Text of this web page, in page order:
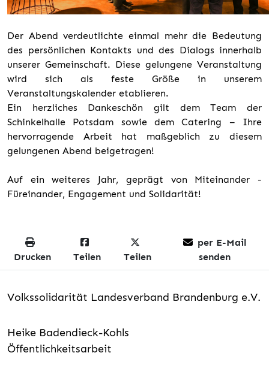
Der Abend verdeutlichte einmal mehr die Bedeutung
des persönlichen Kontakts und des Dialogs innerhalb
unserer Gemeinschaft. Diese gelungene Veranstaltung
wird sich als feste Größe in unserem
Veranstaltungskalender etablieren.
Ein herzliches Dankeschön gilt dem Team der
Schinkelhalle Potsdam sowie dem Catering – Ihre
hervorragende Arbeit hat maßgeblich zu diesem
gelungenen Abend beigetragen!
Auf ein weiteres Jahr, geprägt von Miteinander -
Füreinander, Engagement und Solidarität!
Drucken Teilen Teilen
per E-Mail
senden
Volkssolidarität Landesverband Brandenburg e.V.
Heike Badendieck-Kohls
Öffentlichkeitsarbeit